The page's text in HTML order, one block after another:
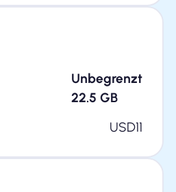
Unbegrenzt
22.5 GB
USD11